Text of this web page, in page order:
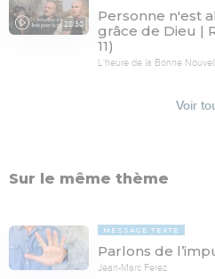
28:30
Personne n'est
grâce de Dieu |
11)
L'heure de la Bonne
Voir
Sur le même thème
MESSAGE TEXTE
Parlons de
Jean-Marc Ferez